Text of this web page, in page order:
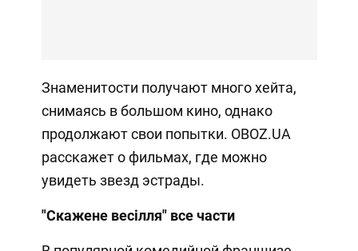
Знаменитости получают много хейта,
снимаясь в большом кино, однако
продолжают свои попытки. OBOZ.UA
расскажет о фильмах, где можно
увидеть звезд эстрады.
"Скажене весілля" все части